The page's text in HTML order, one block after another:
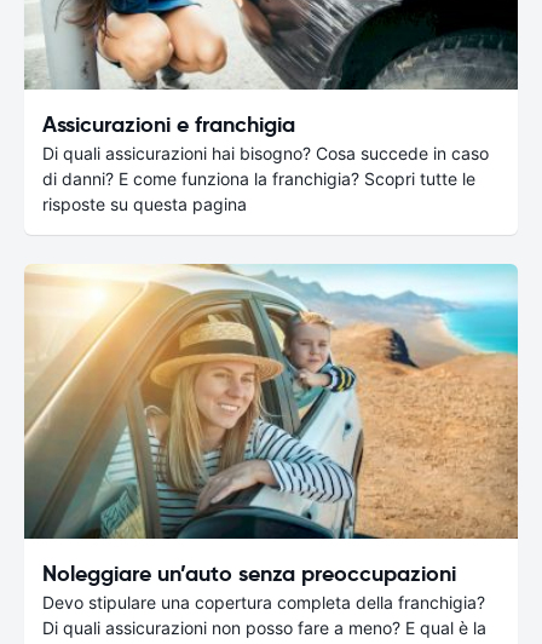
Assicurazioni e franchigia
Di quali assicurazioni hai bisogno? Cosa succede in caso
di danni? E come funziona la franchigia? Scopri tutte le
risposte su questa pagina
Noleggiare un’auto senza preoccupazioni
Devo stipulare una copertura completa della franchigia?
Di quali assicurazioni non posso fare a meno? E qual è la